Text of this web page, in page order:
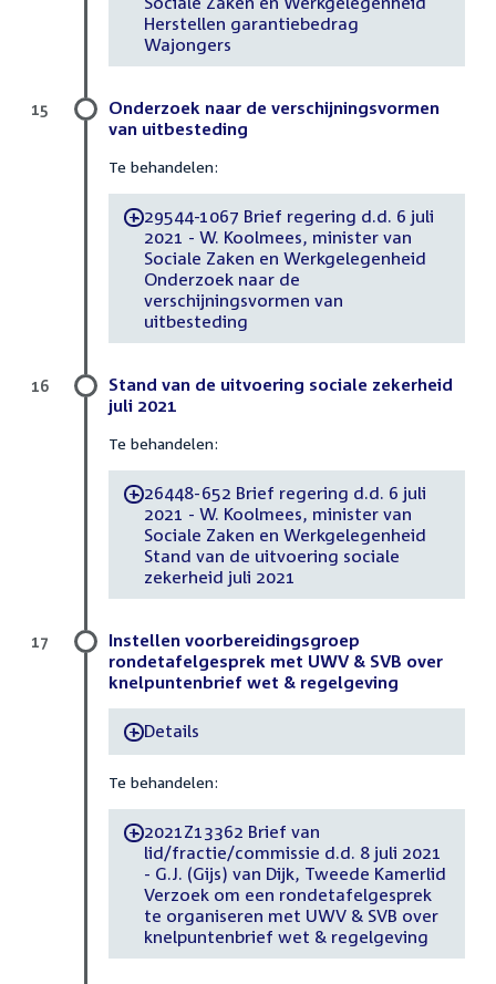
Herstellen garantiebedrag
Wajongers
Onderzoek naar de verschijningsvormen
van uitbesteding
Te behandelen:
-29544-1067 Brief regering d.d. 6 juli
2021 - W. Koolmees, minister van
Sociale Zaken en Werkgelegenheid
Onderzoek naar de
verschijningsvormen van
uitbesteding
15
Stand van de uitvoering sociale zekerheid
juli 2021
Te behandelen:
-26448-652 Brief regering d.d. 6 juli
2021 - W. Koolmees, minister van
Sociale Zaken en Werkgelegenheid
Stand van de uitvoering sociale
zekerheid juli 2021
16
Instellen voorbereidingsgroep
rondetafelgesprek met UWV & SVB over
knelpuntenbrief wet & regelgeving
-Details
Te behandelen:
-2021Z13362 Brief van
lid/fractie/commissie d.d. 8 juli 2021
- G.J. (Gijs) van Dijk, Tweede Kamerlid
Verzoek om een rondetafelgesprek
te organiseren met UWV & SVB over
knelpuntenbrief wet & regelgeving
17